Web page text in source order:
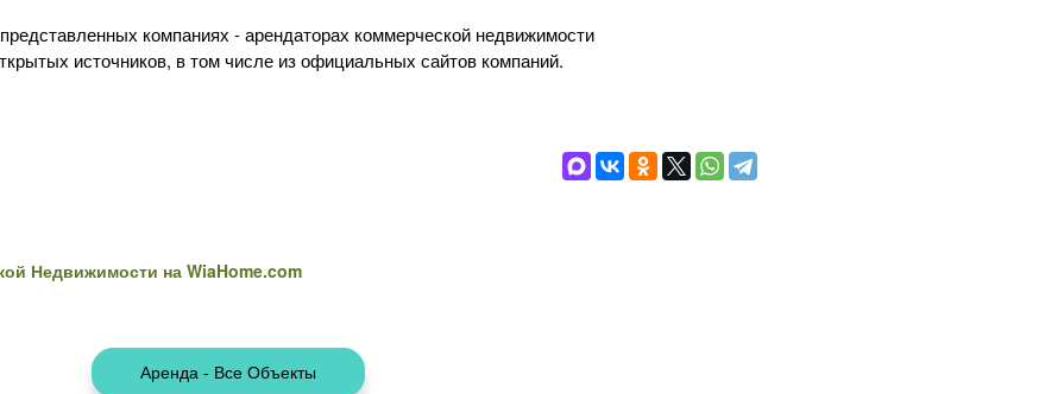
компаниях - арендаторах коммерческой недвижимости
источников, в том числе из официальных сайтов компаний.
Недвижимости на WiaHome.com